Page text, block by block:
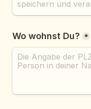
Wo wohnst Du? *